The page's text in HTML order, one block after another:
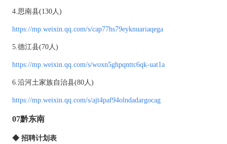
4.思南县(130人)
https://mp.weixin.qq.com/s/cap77hs79eyknuariaqega
5.德江县(70人)
https://mp.weixin.qq.com/s/woxn5ghpqnttc6qk-uat1a
6.沿河土家族自治县(80人)
https://mp.weixin.qq.com/s/ajt4paf94olndadargocag
07黔东南
◆ 招聘计划表